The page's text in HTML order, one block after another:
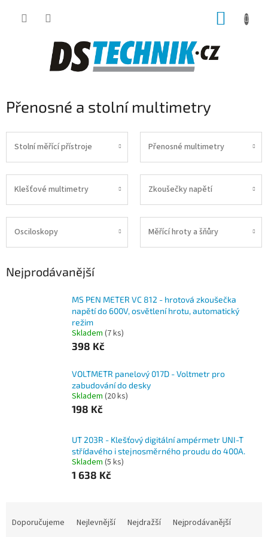
Přenosné a stolní multimetry
Stolní měřící přístroje Přenosné multimetry
Klešťové multimetry Zkoušečky napětí
Osciloskopy Měřící hroty a šňůry
Nejprodávanější
MS PEN METER VC 812 - hrotová zkoušečka
napětí do 600V, osvětlení hrotu, automatický
režim
Skladem (7 ks)
398 Kč
VOLTMETR panelový 017D - Voltmetr pro
zabudování do desky
Skladem (20 ks)
198 Kč
UT 203R - Klešťový digitální ampérmetr UNI-T
střídavého i stejnosměrného proudu do 400A.
Skladem (5 ks)
1 638 Kč
Doporučujeme Nejlevnější Nejdražší
Nejprodávanější